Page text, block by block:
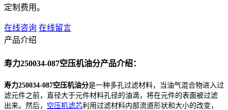
定制费用。
在线咨询 在线留言
产品介绍
寿力250034-087空压机油分产品介绍：
寿力250034-087空压机油分是一种多孔过滤材料，当油气混合物进入过
滤元件之前，直径大于元件材料孔径的油滴，将在元件的表面被过滤
出来。然后， 空压机滤芯利用过滤材料内部流道形状和大小的改变，